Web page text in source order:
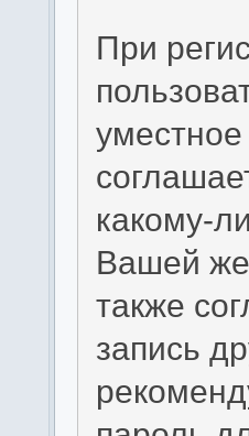
При
какому-
Вашей же
также
запись